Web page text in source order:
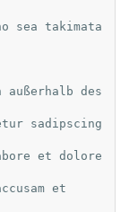
sea takimata
des
sadipscing
et dolore
et